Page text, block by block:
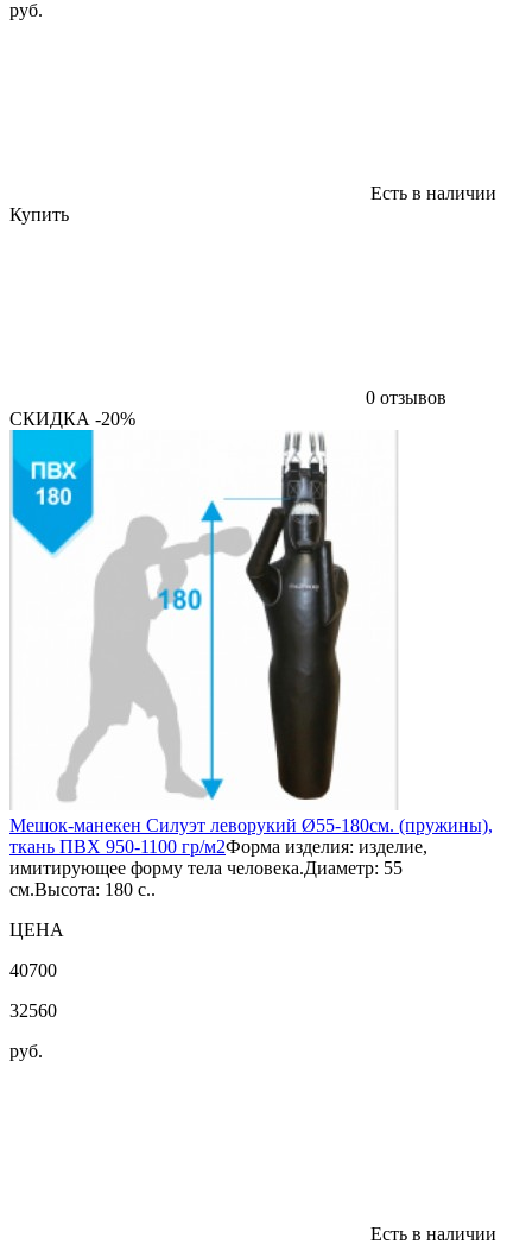
руб.
Есть в наличии
Купить
0 отзывов
СКИДКА -20%
Мешок-манекен Силуэт леворукий Ø55-180см. (пружины),
ткань ПВХ 950-1100 гр/м2Форма изделия: изделие,
имитирующее форму тела человека.Диаметр: 55
см.Высота: 180 с..
ЦЕНА
40700
32560
руб.
Есть в наличии